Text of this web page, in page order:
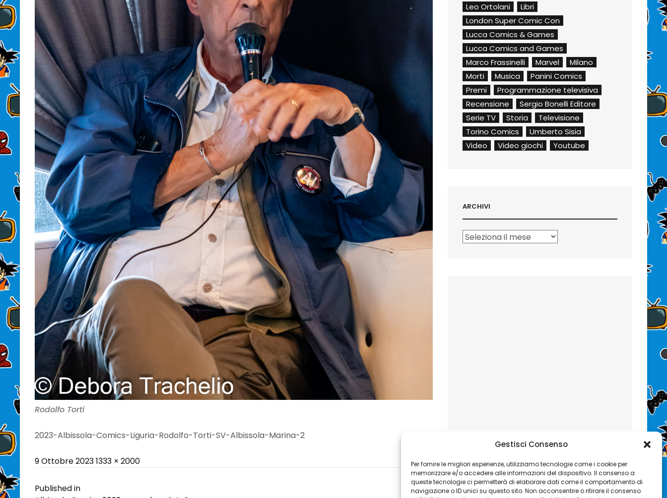
Gestisci Consenso
Per fornire le migliori esperienze, utilizziamo tecnologie come i cookie per
memorizzare e/o accedere alle informazioni del dispositivo. Il consenso a
queste tecnologie ci permetterà di elaborare dati come il comportamento di
navigazione o ID unici su questo sito. Non acconsentire o ritirare il consenso
Rodolfo Torti
2023-Albissola-Comics-Liguria-Rodolfo-Torti-SV-Albissola-Marina-2
Posted
9 Ottobre 2023Full
1333 × 2000
Navigazione
Published in
Leo Ortolani
Libri
London Super Comic Con
Lucca Comics & Games
Lucca Comics and Games
Marco Frassinelli
Marvel
Milano
Morti
Musica
Panini Comics
Premi
Programmazione televisiva
Recensione
Sergio Bonelli Editore
Serie TV
Storia
Televisione
Torino Comics
Umberto Sisia
Video
Video giochi Youtube
ARCHIVI
Archivi